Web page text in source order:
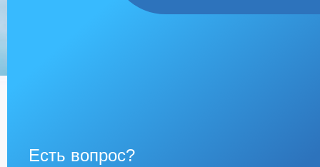
Есть вопрос?